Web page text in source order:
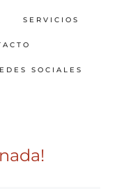
SERVICIOS
SOCIALES